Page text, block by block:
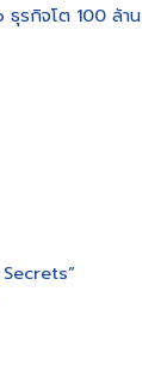
ธุรกิจโต 100 ล้าน